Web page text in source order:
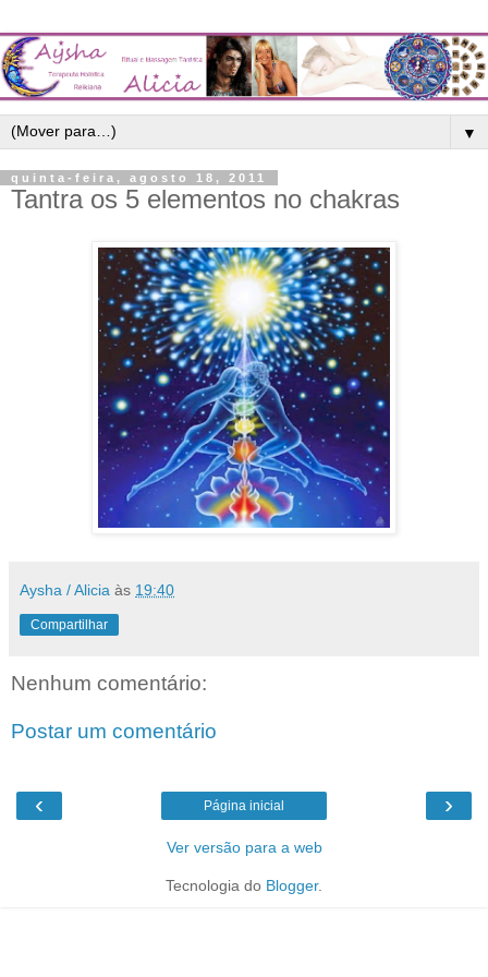
▼
quinta-feira, agosto 18, 2011
Tantra os 5 elementos no chakras
Aysha / Alicia às 19:40
Compartilhar
Nenhum comentário:
Postar um comentário
‹ ›
Página inicial
Ver versão para a web
Tecnologia do Blogger.